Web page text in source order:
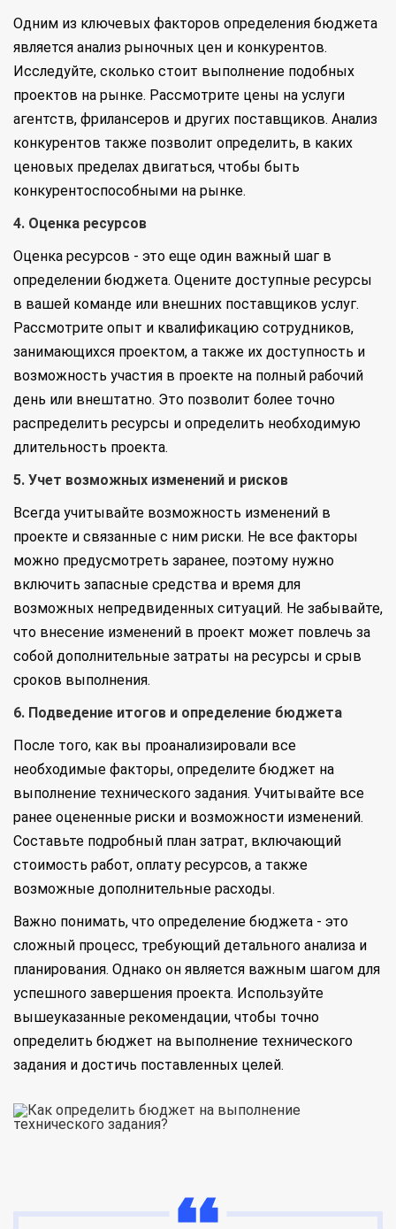
Одним из ключевых факторов определения бюджета
является анализ рыночных цен и конкурентов.
Исследуйте, сколько стоит выполнение подобных
проектов на рынке. Рассмотрите цены на услуги
агентств, фрилансеров и других поставщиков. Анализ
конкурентов также позволит определить, в каких
ценовых пределах двигаться, чтобы быть
конкурентоспособными на рынке.
4. Оценка ресурсов
Оценка ресурсов - это еще один важный шаг в
определении бюджета. Оцените доступные ресурсы
в вашей команде или внешних поставщиков услуг.
Рассмотрите опыт и квалификацию сотрудников,
занимающихся проектом, а также их доступность и
возможность участия в проекте на полный рабочий
день или внештатно. Это позволит более точно
распределить ресурсы и определить необходимую
длительность проекта.
5. Учет возможных изменений и рисков
Всегда учитывайте возможность изменений в
проекте и связанные с ним риски. Не все факторы
можно предусмотреть заранее, поэтому нужно
включить запасные средства и время для
возможных непредвиденных ситуаций. Не забывайте,
что внесение изменений в проект может повлечь за
собой дополнительные затраты на ресурсы и срыв
сроков выполнения.
6. Подведение итогов и определение бюджета
После того, как вы проанализировали все
необходимые факторы, определите бюджет на
выполнение технического задания. Учитывайте все
ранее оцененные риски и возможности изменений.
Составьте подробный план затрат, включающий
стоимость работ, оплату ресурсов, а также
возможные дополнительные расходы.
Важно понимать, что определение бюджета - это
сложный процесс, требующий детального анализа и
планирования. Однако он является важным шагом для
успешного завершения проекта. Используйте
вышеуказанные рекомендации, чтобы точно
определить бюджет на выполнение технического
задания и достичь поставленных целей.